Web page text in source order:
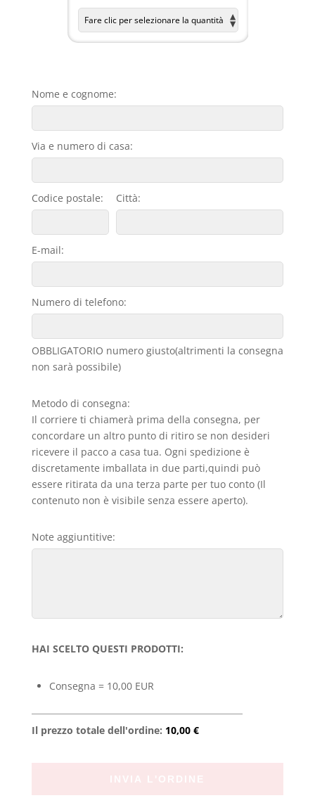
Nome e cognome:
Via e numero di casa:
Codice postale: Città:
E-mail:
Numero di telefono:
OBBLIGATORIO numero giusto(altrimenti la consegna
non sarà possibile)
Metodo di consegna:
Il corriere ti chiamerà prima della consegna, per
concordare un altro punto di ritiro se non desideri
ricevere il pacco a casa tua. Ogni spedizione è
discretamente imballata in due parti,quindi può
essere ritirata da una terza parte per tuo conto (Il
contenuto non è visibile senza essere aperto).
Note aggiuntitive:
HAI SCELTO QUESTI PRODOTTI:
Consegna = 10,00 EUR
Il prezzo totale dell'ordine: 10,00 €